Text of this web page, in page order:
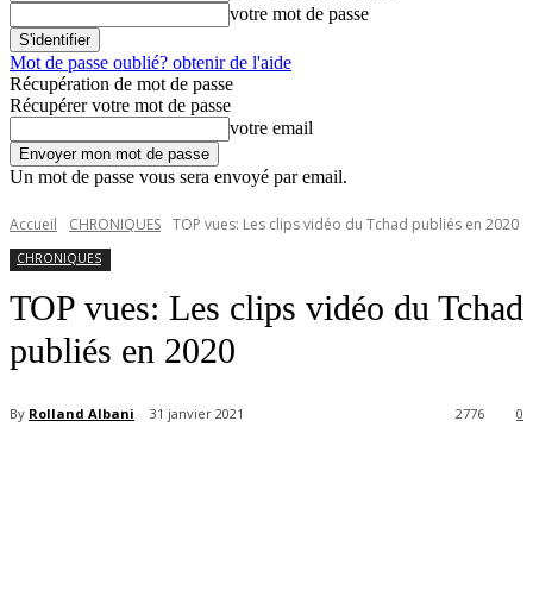
votre mot de passe
Mot de passe oublié? obtenir de l'aide
Récupération de mot de passe
Récupérer votre mot de passe
votre email
Un mot de passe vous sera envoyé par email.
Accueil CHRONIQUES TOP vues: Les clips vidéo du Tchad publiés en 2020
CHRONIQUES
TOP vues: Les clips vidéo du Tchad
publiés en 2020
By Rolland Albani 31 janvier 2021 0
2776